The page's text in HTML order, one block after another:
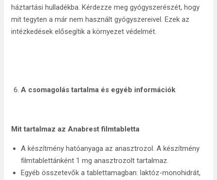
háztartási hulladékba. Kérdezze meg gyógyszerészét, hogy
mit tegyten a már nem használt gyógyszereivel. Ezek az
intézkedések elősegítik a környezet védelmét.
A csomagolás tartalma és egyéb információk
Mit tartalmaz az Anabrest filmtabletta
A készítmény hatóanyaga az anasztrozol. A készítmény
filmtablettánként 1 mg anasztrozolt tartalmaz.
Egyéb összetevők a tablettamagban: laktóz-monohidrát,